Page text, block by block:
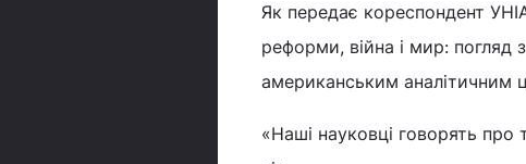
Як передає кореспондент
реформи, війна і мир: погляд
американським аналітичним
«Наші науковці говорять